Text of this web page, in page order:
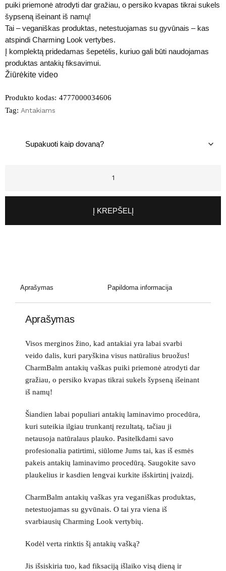
puiki priemonė atrodyti dar gražiau, o persiko kvapas tikrai sukels
šypseną išeinant iš namų!
Tai – veganiškas produktas, netestuojamas su gyvūnais – kas
atspindi Charming Look vertybes.
Į komplektą pridedamas šepetėlis, kuriuo gali būti naudojamas
produktas antakių fiksavimui.
Žiūrėkite video
Produkto kodas: 4777000034606
Tag: Antakiams
Į KREPŠELĮ
Aprašymas Papildoma informacija
Aprašymas
Visos merginos žino, kad antakiai yra labai svarbi
veido dalis, kuri paryškina visus natūralius bruožus!
CharmBalm antakių vaškas puiki priemonė atrodyti dar
gražiau, o persiko kvapas tikrai sukels šypseną išeinant
iš namų!
Šiandien labai populiari antakių laminavimo procedūra,
kuri suteikia ilgiau trunkantį rezultatą, tačiau ji
netausoja natūralaus plauko. Pasitelkdami savo
profesionalia patirtimi, siūlome Jums tai, kas iš esmės
pakeis antakių laminavimo procedūrą. Saugokite savo
plaukelius ir kasdien lengvai kurkite išskirtinį įvaizdį.
CharmBalm antakių vaškas yra veganiškas produktas,
netestuojamas su gyvūnais. O tai yra viena iš
svarbiausių Charming Look vertybių.
Kodėl verta rinktis šį antakių vašką?
Jis išsiskiria tuo, kad fiksaciją išlaiko visą dieną ir